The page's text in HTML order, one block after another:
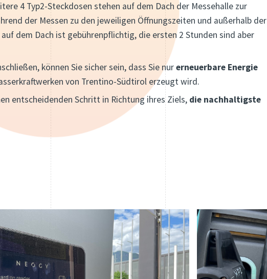
4 Typ2-Steckdosen stehen auf dem Dach der Messehalle zur
der Messen zu den jeweiligen Öffnungszeiten und außerhalb der
dem Dach ist gebührenpflichtig, die ersten 2 Stunden sind aber
können Sie sicher sein, dass Sie nurerneuerbare Energie
von Trentino-Südtirol erzeugt wird.
entscheidenden Schritt in Richtung ihres Ziels, die nachhaltigste